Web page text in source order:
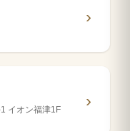
イオン福津1F